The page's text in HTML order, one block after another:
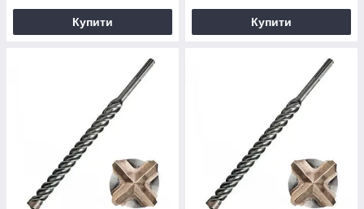
Купити Купити